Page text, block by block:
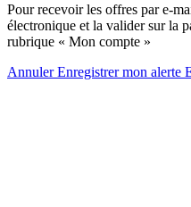
Pour recevoir les offres par e-
électronique et la valider sur la
rubrique « Mon compte »
AnnulerEnregistrer mon alerte